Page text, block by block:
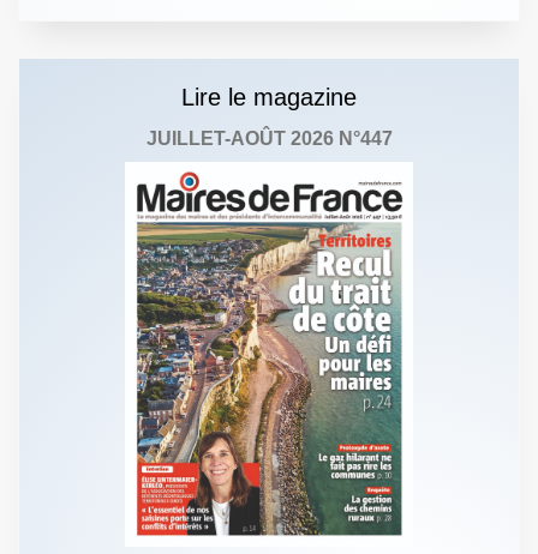
Lire le magazine
JUILLET-AOÛT 2026 N°447